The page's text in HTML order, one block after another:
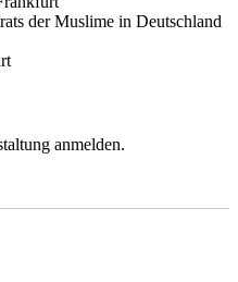
der Muslime in Deutschland
anmelden.